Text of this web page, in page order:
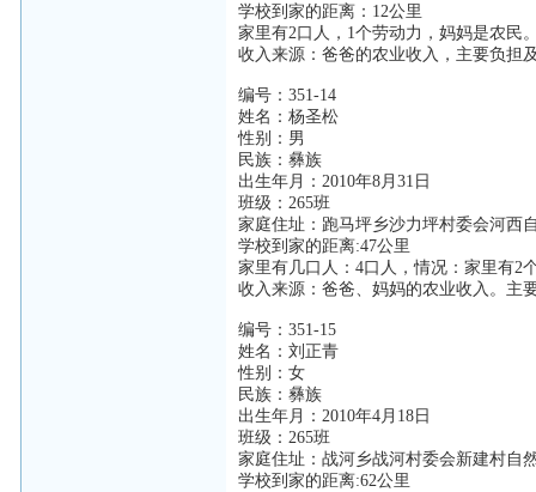
学校到家的距离：12公里
家里有2口人，1个劳动力，妈妈是农民
收入来源：爸爸的农业收入，主要负担
编号：351-14
姓名：杨圣松
性别：男
民族：彝族
出生年月：2010年8月31日
班级：265班
家庭住址：跑马坪乡沙力坪村委会河西
学校到家的距离:47公里
家里有几口人：4口人，情况：家里有2
收入来源：爸爸、妈妈的农业收入。主
编号：351-15
姓名：刘正青
性别：女
民族：彝族
出生年月：2010年4月18日
班级：265班
家庭住址：战河乡战河村委会新建村自
学校到家的距离:62公里